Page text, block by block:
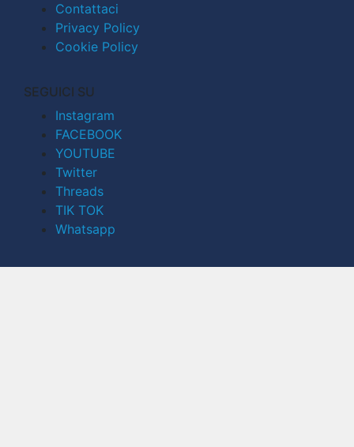
Contattaci
Privacy Policy
Cookie Policy
SEGUICI SU
Instagram
FACEBOOK
YOUTUBE
Twitter
Threads
TIK TOK
Whatsapp